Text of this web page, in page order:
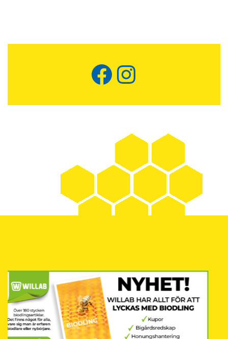
Facebook
Instagram